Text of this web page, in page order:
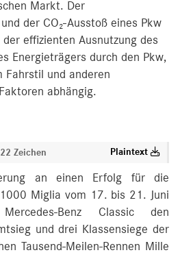
Markt. Der
der CO₂-Ausstoß eines Pkw
effizienten Ausnutzung des
Energieträgers durch den Pkw,
Fahrstil und anderen
abhängig.
Zeichen Plaintext
an einen Erfolg für die
Miglia vom 17. bis 21. Juni
Benz Classic den
und drei Klassensiege der
Tausend-Meilen-Rennen Mille